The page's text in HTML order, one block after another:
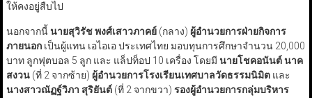
ให้คงอยู่สืบไป
นอกจากนี้นายสุวิรัช พงศ์เสาวภาคย์(กลาง) ผู้อำนวยการฝ่ายกิจการ
ภายนอกเป็นผู้แทน เอไอเอ ประเทศไทย มอบทุนการศึกษาจำนวน 20,000
บาท ลูกฟุตบอล 5 ลูก และ แล็ปท็อป 10 เครื่อง โดยมี นายโชคอนันต์ นาค
สงวน(ที่ 2 จากซ้าย) ผู้อำนวยการโรงเรียนเทศบาลวัดธรรมนิมิตและ
นางสาวณัฏฐ์วิภา สุริยันต์(ที่ 2 จากขวา) รองผู้อำนวยการกลุ่มบริหาร